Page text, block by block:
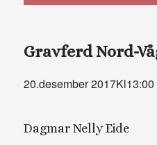
Gravferd Nord-
20.desember 2017Kl13:00
Dagmar Nelly Eide